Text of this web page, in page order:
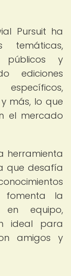
Pursuit ha
temáticas,
públicos y
ediciones
más, lo que
el mercado
herramienta
que desafía
fomenta la
equipo,
ideal para
amigos y